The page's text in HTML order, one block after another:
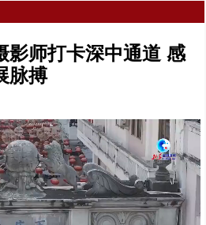
影师打卡深中通道 感
脉搏